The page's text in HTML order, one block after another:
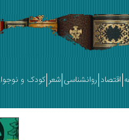
اقتصاد روانشناسی شعر کودک و